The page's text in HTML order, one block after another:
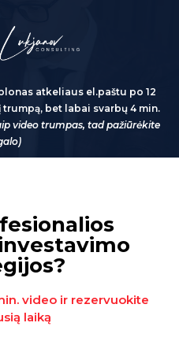
atkeliaus el.paštu po 12
bet labai svarbų 4 min.
video trumpas, tad pažiūrėkite
video ir rezervuokite
laiką